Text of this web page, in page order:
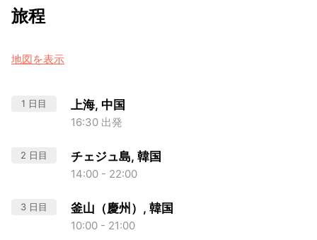
旅程
地図を表示
1 日目 上海, 中国
16:30 出発
2 日目 チェジュ島, 韓国
14:00 - 22:00
3 日目 釜山（慶州）, 韓国
10:00 - 21:00